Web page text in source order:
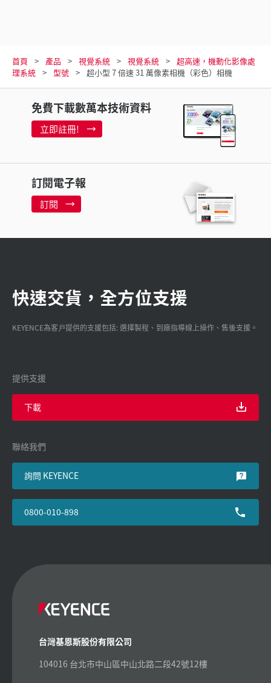
首頁 產品 視覺系統 視覺系統
超高速，機動化影像處
理系統
型號 超小型 7 倍速 31 萬像素相機（彩色）相機
免費下載數萬本技術資料
立即註冊!
訂閱電子報
訂閱
快速交貨，全方位支援
KEYENCE為客戸提供的支援包括: 選擇製程、到廠指導線上操作、售後支援。
提供支援
下載
聯絡我們
詢問 KEYENCE
0800-010-898
台灣基恩斯股份有限公司
104016 台北市中山區中山北路二段42號12樓